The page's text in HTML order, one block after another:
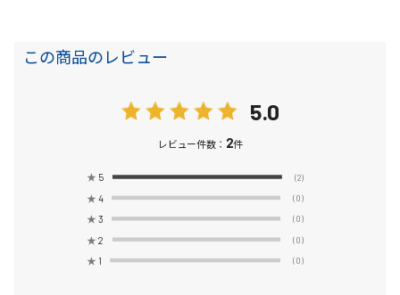
この商品のレビュー
5.0
レビュー件数： 2件
★ 5 (2)
★ 4 (0)
★ 3 (0)
★ 2 (0)
★ 1 (0)